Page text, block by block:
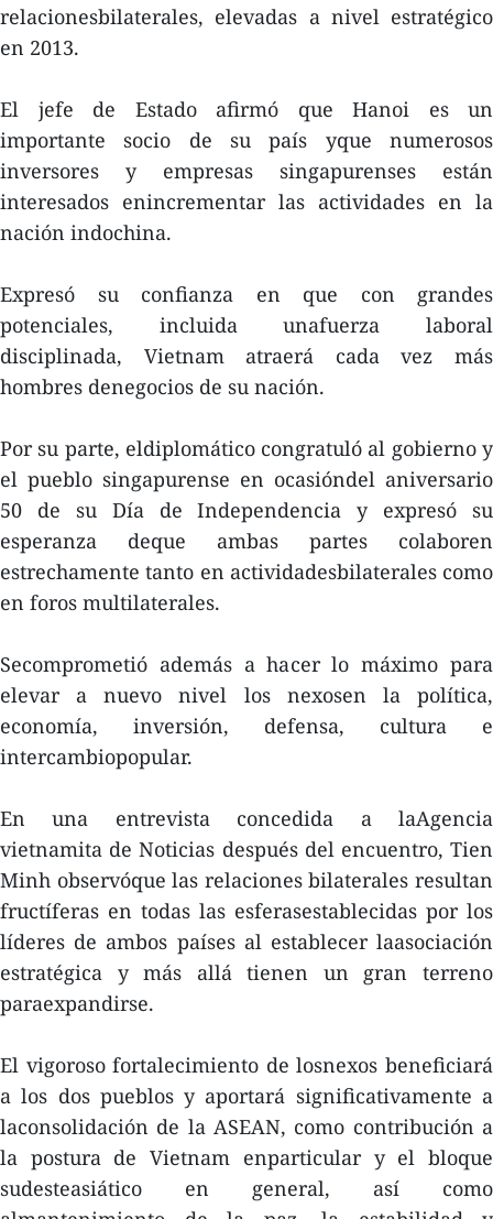
relacionesbilaterales, elevadas a nivel estratégico
en 2013.
El jefe de Estado afirmó que Hanoi es un
importante socio de su país yque numerosos
inversores y empresas singapurenses están
interesados enincrementar las actividades en la
nación indochina.
Expresó su confianza en que con grandes
potenciales, incluida unafuerza laboral
disciplinada, Vietnam atraerá cada vez más
hombres denegocios de su nación.
Por su parte, eldiplomático congratuló al gobierno y
el pueblo singapurense en ocasióndel aniversario
50 de su Día de Independencia y expresó su
esperanza deque ambas partes colaboren
estrechamente tanto en actividadesbilaterales como
en foros multilaterales.
Secomprometió además a hacer lo máximo para
elevar a nuevo nivel los nexosen la política,
economía, inversión, defensa, cultura e
intercambiopopular.
En una entrevista concedida a laAgencia
vietnamita de Noticias después del encuentro, Tien
Minh observóque las relaciones bilaterales resultan
fructíferas en todas las esferasestablecidas por los
líderes de ambos países al establecer laasociación
estratégica y más allá tienen un gran terreno
paraexpandirse.
El vigoroso fortalecimiento de losnexos beneficiará
a los dos pueblos y aportará significativamente a
laconsolidación de la ASEAN, como contribución a
la postura de Vietnam enparticular y el bloque
sudesteasiático en general, así como